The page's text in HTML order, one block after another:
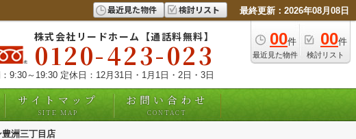
最近見た物件 検討リスト 最終更新：2026年08月08日
00件
最近見た物件
00件
検討リスト
株式会社リードホーム【通話料無料】
0120-423-023
9:30～19:30 定休日：12月31日・1月1日・2日・3日
サイトマップ
SITE MAP
お問い合わせ
CONTACT
洲三丁目店